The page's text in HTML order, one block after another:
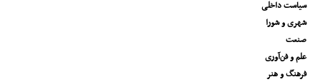
سیاست داخلی
شهری و شورا
صنعت
علم و فن‌آوری
فرهنگ و هنر